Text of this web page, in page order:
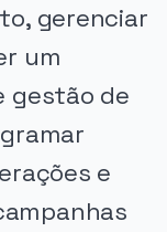
gerenciar
um
gestão de
e